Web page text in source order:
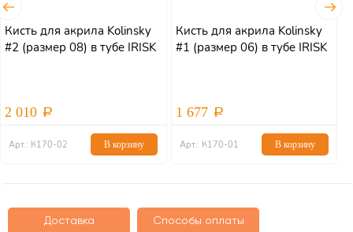
Кисть для акрила Kolinsky
#2 (размер 08) в тубе IRISK
2 010
Арт.: К170-02 В корзину
Кисть для акрила Kolinsky
#1 (размер 06) в тубе IRISK
1 677
Арт.: К170-01 В корзину
Доставка Способы оплаты